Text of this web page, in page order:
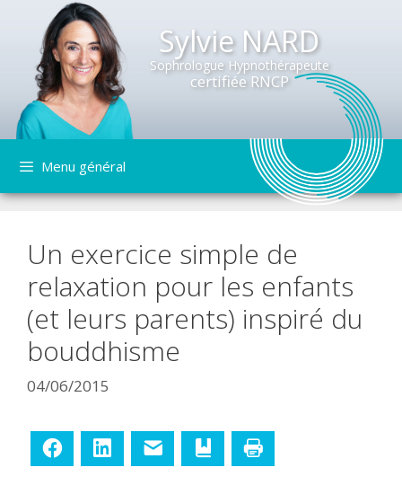
Sylvie NARD
Sophrologue Hypnothérapeute
certifiée RNCP
contenu
Menu général
Un exercice simple de
relaxation pour les enfants
(et leurs parents) inspiré du
bouddhisme
04/06/2015
Facebook LinkedIn Ajouter aux favoris